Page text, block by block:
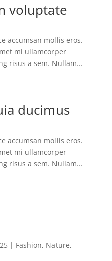
voluptate
accumsan mollis eros.
mi ullamcorper
risus a sem. Nullam...
ducimus
accumsan mollis eros.
mi ullamcorper
risus a sem. Nullam...
| Fashion, Nature,